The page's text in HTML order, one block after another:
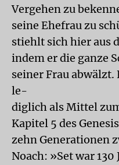
Vergehen zu
seine Ehefrau zu
stiehlt sich hier aus
indem er die ganze
seiner Frau abwälzt.
le-
diglich als Mittel
Kapitel 5 des
zehn Generationen
Noach: »Set war